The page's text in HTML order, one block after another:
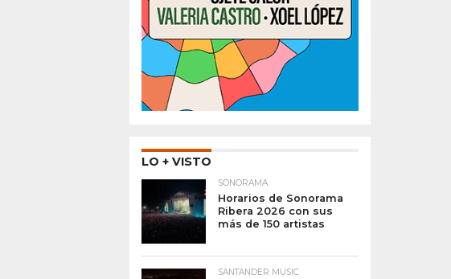
LO + VISTO
SONORAMA
Horarios de Sonorama
Ribera 2026 con sus
más de 150 artistas
SANTANDER MUSIC